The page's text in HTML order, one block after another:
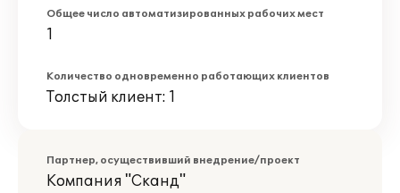
Общее число автоматизированных рабочих мест
1
Количество одновременно работающих клиентов
Толстый клиент: 1
Партнер, осуществивший внедрение/проект
Компания "Сканд"